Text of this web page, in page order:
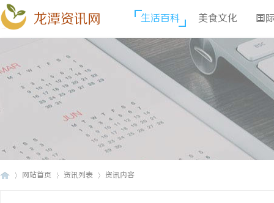
龙潭资讯网 生活百科 美食文化 国
网站首页 资讯列表 资讯内容